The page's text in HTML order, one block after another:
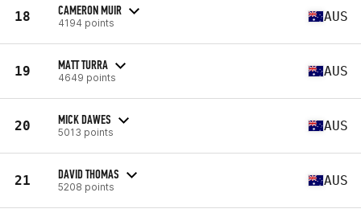
18 CAMERON MUIR
4194 points AUS
19 MATT TURRA
4649 points AUS
20 MICK DAWES
5013 points AUS
21 DAVID THOMAS
5208 points AUS